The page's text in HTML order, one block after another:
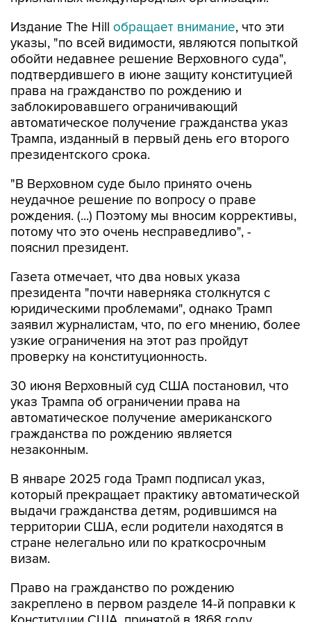
Издание The Hill обращает внимание, что эти
указы, "по всей видимости, являются попыткой
обойти недавнее решение Верховного суда",
подтвердившего в июне защиту конституцией
права на гражданство по рождению и
заблокировавшего ограничивающий
автоматическое получение гражданства указ
Трампа, изданный в первый день его второго
президентского срока.
"В Верховном суде было принято очень
неудачное решение по вопросу о праве
рождения. (...) Поэтому мы вносим коррективы,
потому что это очень несправедливо", -
пояснил президент.
Газета отмечает, что два новых указа
президента "почти наверняка столкнутся с
юридическими проблемами", однако Трамп
заявил журналистам, что, по его мнению, более
узкие ограничения на этот раз пройдут
проверку на конституционность.
30 июня Верховный суд США постановил, что
указ Трампа об ограничении права на
автоматическое получение американского
гражданства по рождению является
незаконным.
В январе 2025 года Трамп подписал указ,
который прекращает практику автоматической
выдачи гражданства детям, родившимся на
территории США, если родители находятся в
стране нелегально или по краткосрочным
визам.
Право на гражданство по рождению
закреплено в первом разделе 14-й поправки к